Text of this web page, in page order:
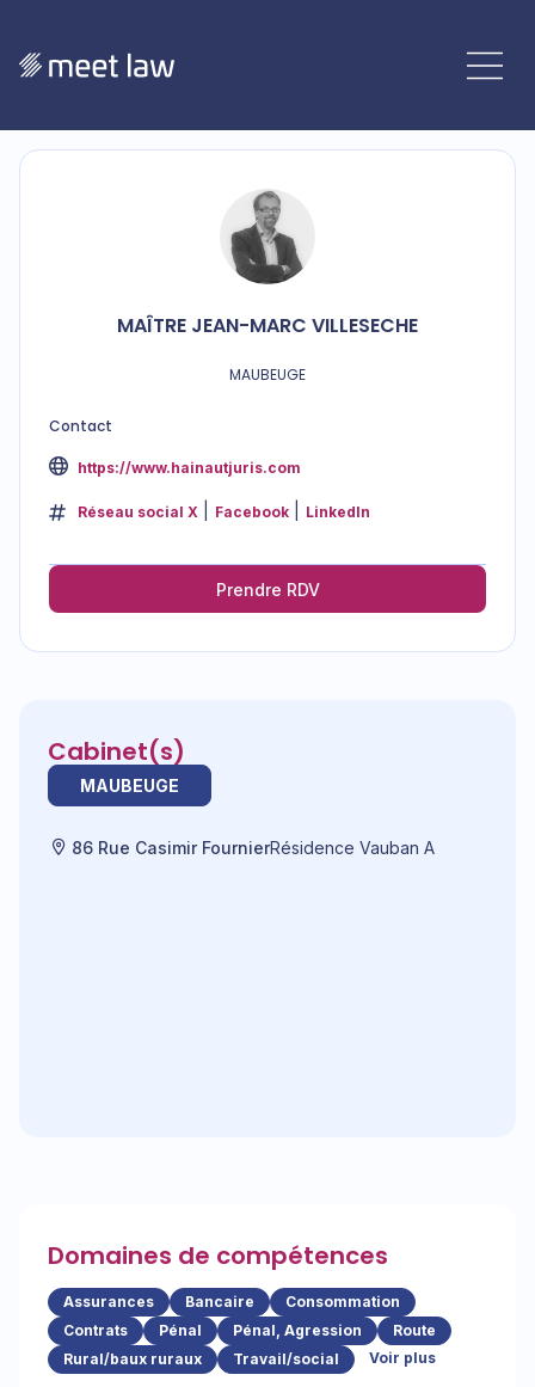
MAÎTRE JEAN-MARC VILLESECHE
MAUBEUGE
Contact
https://www.hainautjuris.com
Réseau social X Facebook LinkedIn
Prendre RDV
Cabinet(s)
MAUBEUGE
86 Rue Casimir FournierRésidence Vauban A
Domaines de compétences
Assurances Bancaire
Consommation
Contrats
Pénal Pénal, Agression
Route
Rural/baux ruraux
Travail/social Voir plus